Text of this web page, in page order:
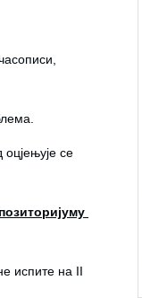
се
испите на II